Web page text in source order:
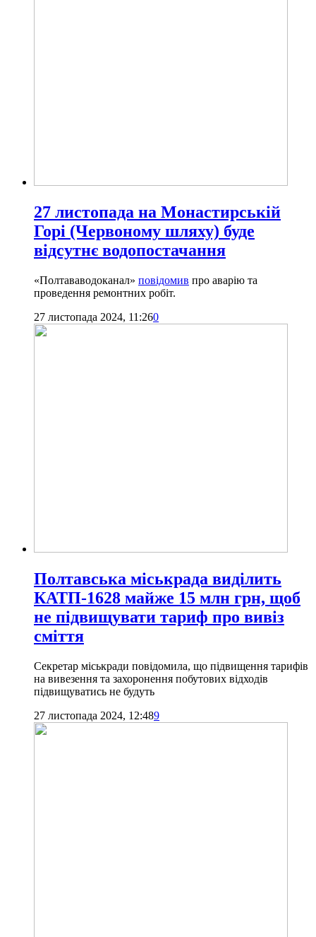
27 листопада на Монастирській
Горі (Червоному шляху) буде
відсутнє водопостачання
«Полтававодоканал» повідомив про аварію та
проведення ремонтних робіт.
27 листопада 2024, 11:260
Полтавська міськрада виділить
КАТП-1628 майже 15 млн грн, щоб
не підвищувати тариф про вивіз
сміття
Секретар міськради повідомила, що підвищення тарифів
на вивезення та захоронення побутових відходів
підвищуватись не будуть
27 листопада 2024, 12:489